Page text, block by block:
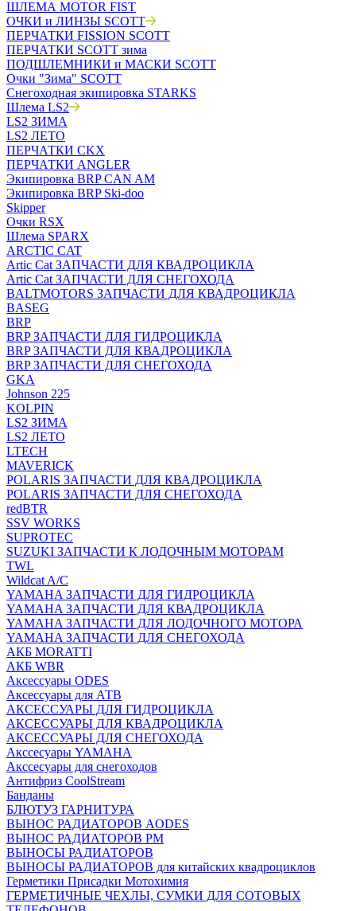
ШЛЕМА MOTOR FIST
ОЧКИ и ЛИНЗЫ SCOTT
ПЕРЧАТКИ FISSION SCOTT
ПЕРЧАТКИ SCOTT зима
ПОДШЛЕМНИКИ и МАСКИ SCOTT
Очки "Зима" SCOTT
Снегоходная экипировка STARKS
Шлема LS2
LS2 ЗИМА
LS2 ЛЕТО
ПЕРЧАТКИ CKX
ПЕРЧАТКИ ANGLER
Экипировка BRP CAN AM
Экипировка BRP Ski-doo
Skipper
Очки RSX
Шлема SPARX
ARCTIC CAT
Artic Cat ЗАПЧАСТИ ДЛЯ КВАДРОЦИКЛА
Artic Cat ЗАПЧАСТИ ДЛЯ СНЕГОХОДА
BALTMOTORS ЗАПЧАСТИ ДЛЯ КВАДРОЦИКЛА
BASEG
BRP
BRP ЗАПЧАСТИ ДЛЯ ГИДРОЦИКЛА
BRP ЗАПЧАСТИ ДЛЯ КВАДРОЦИКЛА
BRP ЗАПЧАСТИ ДЛЯ СНЕГОХОДА
GKA
Johnson 225
KOLPIN
LS2 ЗИМА
LS2 ЛЕТО
LTECH
MAVERICK
POLARIS ЗАПЧАСТИ ДЛЯ КВАДРОЦИКЛА
POLARIS ЗАПЧАСТИ ДЛЯ СНЕГОХОДА
redBTR
SSV WORKS
SUPROTEC
SUZUKI ЗАПЧАСТИ К ЛОДОЧНЫМ МОТОРАМ
TWL
Wildcat A/C
YAMAHA ЗАПЧАСТИ ДЛЯ ГИДРОЦИКЛА
YAMAHA ЗАПЧАСТИ ДЛЯ КВАДРОЦИКЛА
YAMAHA ЗАПЧАСТИ ДЛЯ ЛОДОЧНОГО МОТОРА
YAMAHA ЗАПЧАСТИ ДЛЯ СНЕГОХОДА
АКБ MORATTI
АКБ WBR
Аксессуары ODES
Аксессуары для АТВ
АКСЕССУАРЫ ДЛЯ ГИДРОЦИКЛА
АКСЕССУАРЫ ДЛЯ КВАДРОЦИКЛА
АКСЕССУАРЫ ДЛЯ СНЕГОХОДА
Акссесуары YAMAHA
Акссесуары для снегоходов
Антифриз CoolStream
Банданы
БЛЮТУЗ ГАРНИТУРА
ВЫНОС РАДИАТОРОВ AODES
ВЫНОС РАДИАТОРОВ РМ
ВЫНОСЫ РАДИАТОРОВ
ВЫНОСЫ РАДИАТОРОВ для китайских квадроциклов
Герметики Присадки Мотохимия
ГЕРМЕТИЧНЫЕ ЧЕХЛЫ, СУМКИ ДЛЯ СОТОВЫХ